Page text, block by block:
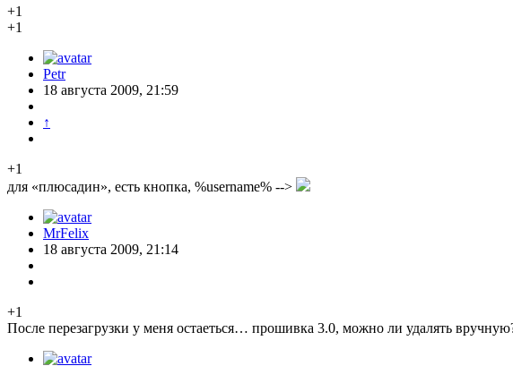
+1
+1
Petr
18 августа 2009, 21:59
↑
+1
для «плюсадин», есть кнопка, %username% -->
MrFelix
18 августа 2009, 21:14
+1
После перезагрузки у меня остаеться… прошивка 3.0, можно ли удалять